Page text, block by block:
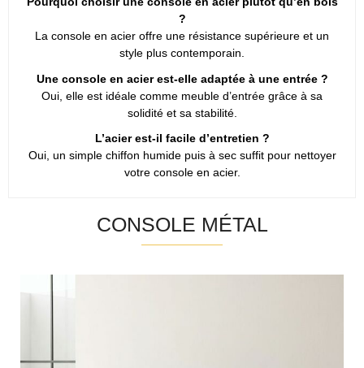
?
La console en acier offre une résistance supérieure et un
style plus contemporain.
Une console en acier est-elle adaptée à une entrée ?
Oui, elle est idéale comme meuble d’entrée grâce à sa
solidité et sa stabilité.
L’acier est-il facile d’entretien ?
Oui, un simple chiffon humide puis à sec suffit pour nettoyer
votre console en acier.
CONSOLE MÉTAL